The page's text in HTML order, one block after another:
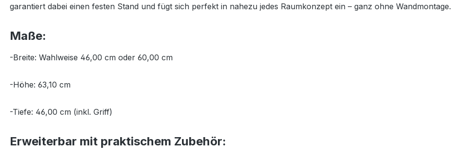
garantiert dabei einen festen Stand und fügt sich perfekt in nahezu jedes Raumkonzept ein – ganz ohne Wandmontage.
Maße:
-Breite: Wahlweise 46,00 cm oder 60,00 cm
-Höhe: 63,10 cm
-Tiefe: 46,00 cm (inkl. Griff)
Erweiterbar mit praktischem Zubehör: